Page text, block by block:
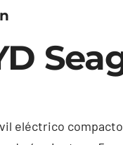
eléctrico